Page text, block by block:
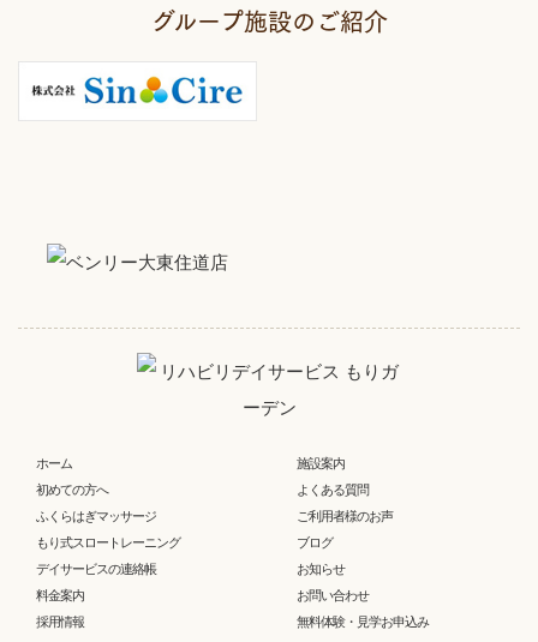
グループ施設のご紹介
ホーム
初めての方へ
ふくらはぎマッサージ
もり式スロートレーニング
デイサービスの連絡帳
料金案内
採用情報
施設案内
よくある質問
ご利用者様のお声
ブログ
お知らせ
お問い合わせ
無料体験・見学お申込み